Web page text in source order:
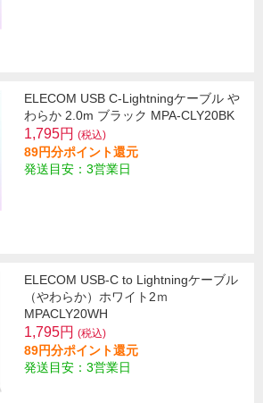
ELECOM USB C-Lightningケーブル や
わらか 2.0m ブラック MPA-CLY20BK
1,795円 (税込)
89円分ポイント還元
発送目安：3営業日
ELECOM USB-C to Lightningケーブル
（やわらか）ホワイト2ｍ
MPACLY20WH
1,795円 (税込)
89円分ポイント還元
発送目安：3営業日